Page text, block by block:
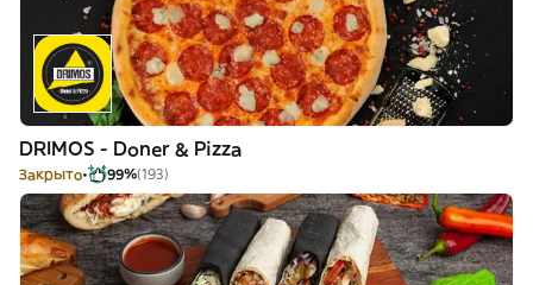
DRIMOS - Doner & Pizza
Закрыто 99%(193)